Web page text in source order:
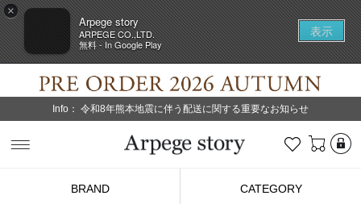
×
Arpege story
ARPEGE CO.,LTD.
無料 - In Google Play
表示
Info： 令和8年熊本地震に伴う配送に関する重要なお知らせ
お気に入り
BRAND CATEGORY